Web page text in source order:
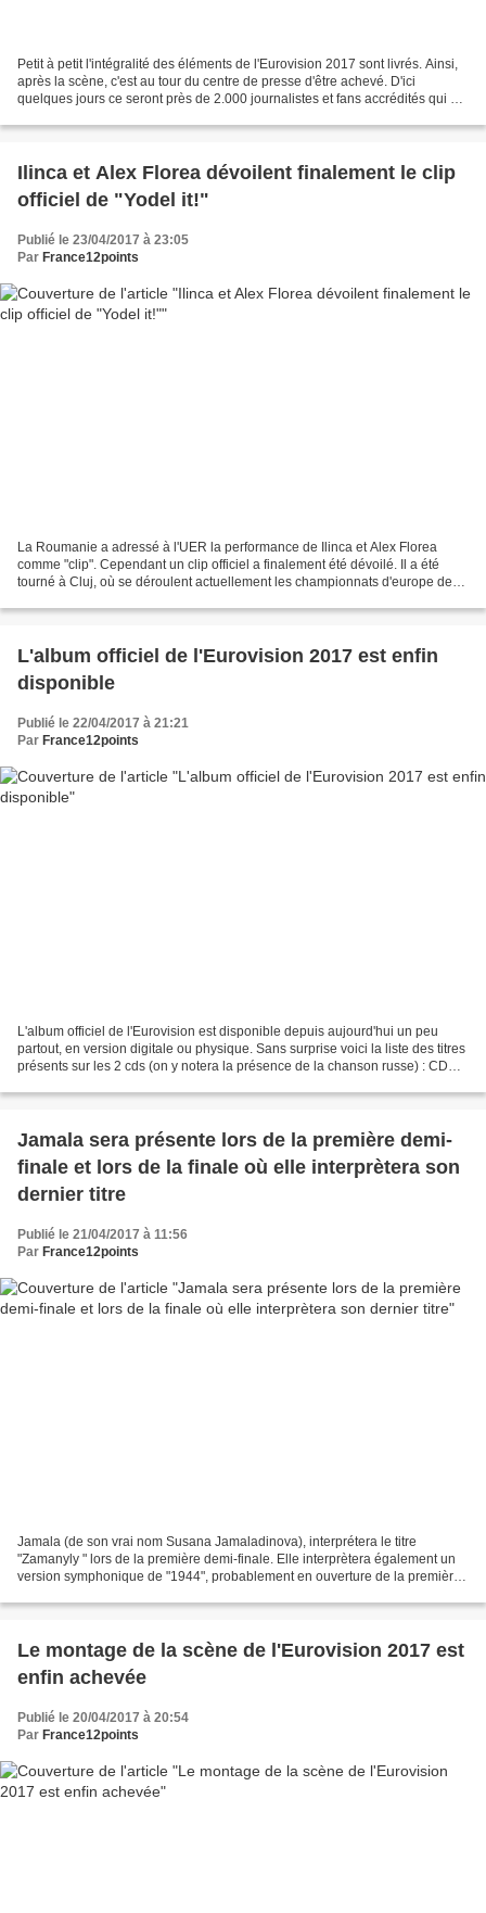
Petit à petit l'intégralité des éléments de l'Eurovision 2017 sont livrés. Ainsi,
après la scène, c'est au tour du centre de presse d'être achevé. D'ici
quelques jours ce seront près de 2.000 journalistes et fans accrédités qui se
Ilinca et Alex Florea dévoilent finalement le clip
officiel de "Yodel it!"
Publié le 23/04/2017 à 23:05
Par France12points
La Roumanie a adressé à l'UER la performance de Ilinca et Alex Florea
comme "clip". Cependant un clip officiel a finalement été dévoilé. Il a été
tourné à Cluj, où se déroulent actuellement les championnats d'europe de
L'album officiel de l'Eurovision 2017 est enfin
disponible
Publié le 22/04/2017 à 21:21
Par France12points
L'album officiel de l'Eurovision est disponible depuis aujourd'hui un peu
partout, en version digitale ou physique. Sans surprise voici la liste des titres
présents sur les 2 cds (on y notera la présence de la chanson russe) : CD
Jamala sera présente lors de la première demi-
finale et lors de la finale où elle interprètera son
dernier titre
Publié le 21/04/2017 à 11:56
Par France12points
Jamala (de son vrai nom Susana Jamaladinova), interprétera le titre
"Zamanyly " lors de la première demi-finale. Elle interprètera également un
version symphonique de "1944", probablement en ouverture de la première
Le montage de la scène de l'Eurovision 2017 est
enfin achevée
Publié le 20/04/2017 à 20:54
Par France12points